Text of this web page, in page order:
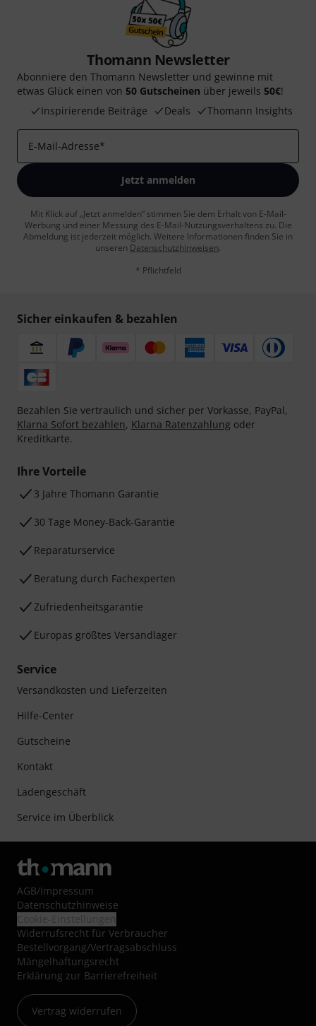
Thomann Newsletter
Abonniere den Thomann Newsletter und gewinne mit
etwas Glück einen von 50 Gutscheinen über jeweils 50€!
Inspirierende Beiträge
Deals Thomann Insights
E-Mail-Adresse*
Jetzt anmelden
Mit Klick auf „Jetzt anmelden“ stimmen Sie dem Erhalt von E-Mail-
Werbung und einer Messung des E-Mail-Nutzungsverhaltens zu. Die
Abmeldung ist jederzeit möglich. Weitere Informationen finden Sie in
unseren Datenschutzhinweisen.
* Pflichtfeld
Sicher einkaufen & bezahlen
Bezahlen Sie vertraulich und sicher per Vorkasse, PayPal,
Klarna Sofort bezahlen, Klarna Ratenzahlung oder
Kreditkarte.
Ihre Vorteile
3 Jahre Thomann Garantie
30 Tage Money-Back-Garantie
Reparaturservice
Beratung durch Fachexperten
Zufriedenheitsgarantie
Europas größtes Versandlager
Service
Versandkosten und Lieferzeiten
Hilfe-Center
Gutscheine
Kontakt
Ladengeschäft
Service im Überblick
AGB/Impressum
Datenschutzhinweise
Widerrufsrecht für Verbraucher
Bestellvorgang/Vertragsabschluss
Mängelhaftungsrecht
Erklärung zur Barrierefreiheit
Vertrag widerrufen